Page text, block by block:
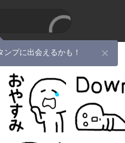
ンプに出会えるかも！